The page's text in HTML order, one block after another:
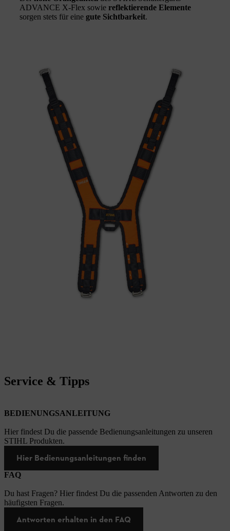
ADVANCE X-Flex sowie reflektierende Elemente
sorgen stets für eine gute Sichtbarkeit.
Service & Tipps
BEDIENUNGSANLEITUNG
Hier findest Du die passende Bedienungsanleitungen zu unseren
STIHL Produkten.
Hier Bedienungsanleitungen finden
FAQ
Du hast Fragen? Hier findest Du die passenden Antworten zu den
häufigsten Fragen.
Antworten erhalten in den FAQ